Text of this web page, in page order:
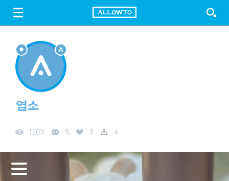
FREE DOWNLOAD
염소
1203 5 3 4